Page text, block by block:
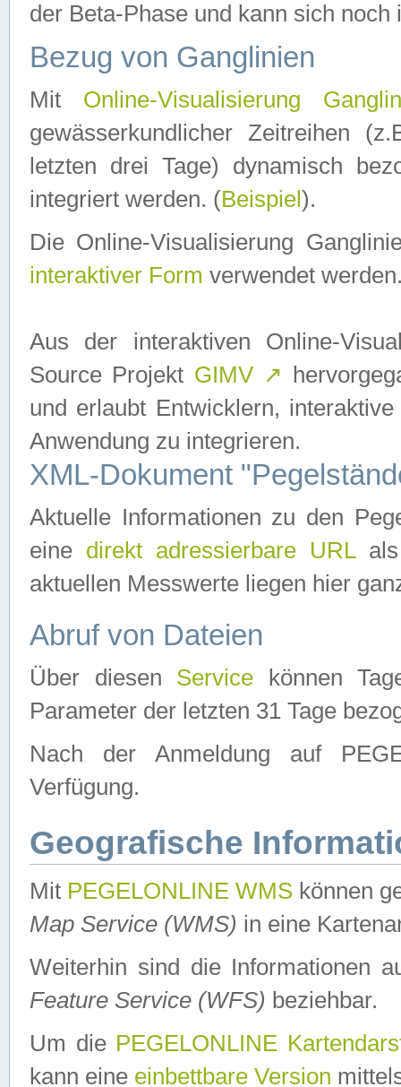
der Beta-Phase und kann sich noch
Bezug von Ganglinien
Mit Online-Visualisierung
gewässerkundlicher Zeitreihen
letzten drei Tage) dynamisch
integriert werden. (Beispiel ).
Die Online-Visualisierung
interaktiver Form verwendet
Aus der interaktiven Online-
Source Projekt GIMV ↗
und erlaubt Entwicklern,
Anwendung zu integrieren.
XML-Dokument
Aktuelle Informationen zu den
eine direkt adressierbare URLals
aktuellen Messwerte liegen hier
Abruf von Dateien
Über diesen Service können
Parameter der letzten 31 Tage
Nach der Anmeldung auf
Verfügung.
Geografische
Mit PEGELONLINE WMS können
Map Service (WMS) in eine
Weiterhin sind die Informationen
Feature Service (WFS) beziehbar.
Um die PEGELONLINE
kann eine einbettbare Version